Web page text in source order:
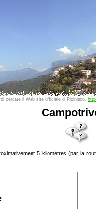
cercate il Web site ufficiale di Picinisco,
5 kilomètres (par la